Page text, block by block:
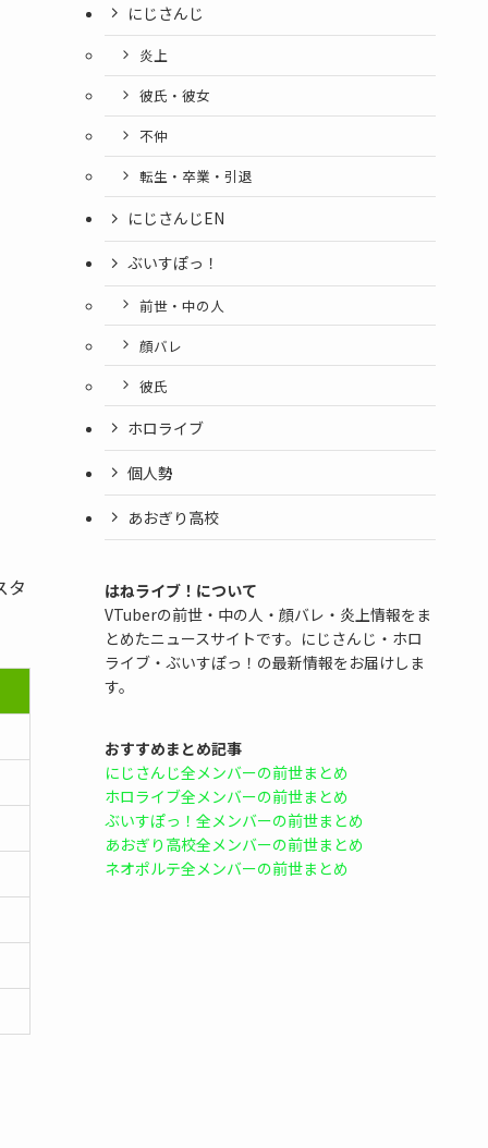
タ
にじさんじ
炎上
彼氏・彼女
不仲
転生・卒業・引退
にじさんじEN
ぶいすぽっ！
前世・中の人
顔バレ
彼氏
ホロライブ
個人勢
あおぎり高校
はねライブ！について
VTuberの前世・中の人・顔バレ・炎上情報をま
とめたニュースサイトです。にじさんじ・ホロ
ライブ・ぶいすぽっ！の最新情報をお届けしま
す。
おすすめまとめ記事
にじさんじ全メンバーの前世まとめ
ホロライブ全メンバーの前世まとめ
ぶいすぽっ！全メンバーの前世まとめ
あおぎり高校全メンバーの前世まとめ
ネオポルテ全メンバーの前世まとめ